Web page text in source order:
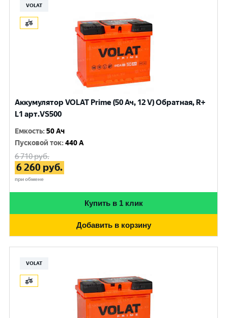
VOLAT
Аккумулятор VOLAT Prime (50 Ач, 12 V) Обратная, R+
L1 арт.VS500
Емкость:50 Ач
Пусковой ток:440 A
6 710руб.
6 260 руб.
при обмене
Купить в 1 клик
Добавить в корзину
VOLAT